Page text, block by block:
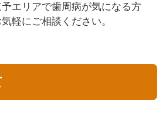
エリアで歯周病が気になる方
軽にご相談ください。